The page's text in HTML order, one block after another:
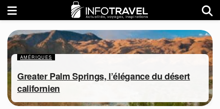
AMÉRIQUES
Greater Palm Springs, l’élégance du désert
californien